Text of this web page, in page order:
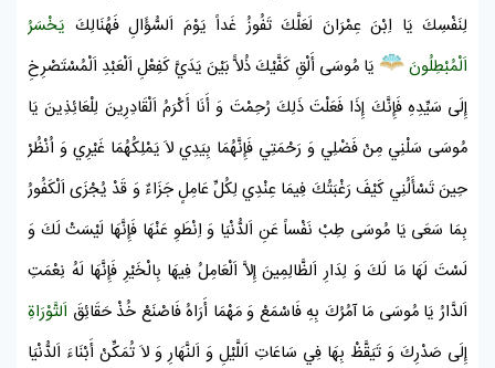
لِنَفْسِكَ يَا اِبْنَ عِمْرَانَ لَعَلَّكَ تَفُوزُ غَداً يَوْمَ اَلسُّؤَالِ فَهُنَالِكَ يَخْسَرُ
اَلْمُبْطِلُونَ
يَا مُوسَى أَلْقِ كَفَّيْكَ ذُلاًّ بَيْنَ يَدَيَّ كَفِعْلِ اَلْعَبْدِ اَلْمُسْتَصْرِخِ
إِلَى سَيِّدِهِ فَإِنَّكَ إِذَا فَعَلْتَ ذَلِكَ رُحِمْتَ وَ أَنَا أَكْرَمُ اَلْقَادِرِينَ لِلْعَائِذِينَ يَا
مُوسَى سَلْنِي مِنْ فَضْلِي وَ رَحْمَتِي فَإِنَّهُمَا بِيَدِي لاَ يَمْلِكُهُمَا غَيْرِي وَ اُنْظُرْ
حِينَ تَسْأَلُنِي كَيْفَ رَغْبَتُكَ فِيمَا عِنْدِي لِكُلِّ عَامِلٍ جَزَاءٌ وَ قَدْ يُجْزَى اَلْكَفُورُ
بِمَا سَعَى يَامُوسَى طِبْ نَفْساً عَنِ اَلدُّنْيَا وَ اِنْطَوِ عَنْهَا فَإِنَّهَا لَيْسَتْ لَكَ وَ
لَسْتَ لَهَا مَا لَكَ وَ لِدَارِ اَلظَّالِمِينَ إِلاَّ اَلْعَامِلُ فِيهَا بِالْخَيْرِ فَإِنَّهَا لَهُ نِعْمَتِ
اَلدَّارُ يَامُوسَى مَا آمُرُكَ بِهِ فَاسْمَعْ وَ مَهْمَا أَرَاهُ فَاصْنَعْ خُذْ حَقَائِقَ اَلتَّوْرَاةِ
إِلَى صَدْرِكَ وَ تَيَقَّظْ بِهَا فِي سَاعَاتِ اَللَّيْلِ وَ اَلنَّهَارِ وَ لاَ تُمَكِّنْ أَبْنَاءَ اَلدُّنْيَا